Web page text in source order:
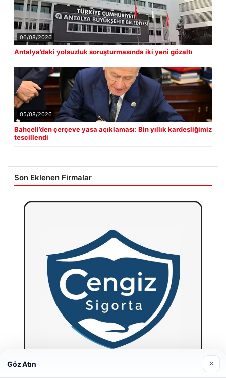
06/08/2026
Antalya’daki yolsuzluk soruşturmasında iki yeni gözaltı
05/08/2026
Bahçeli’den çerçeve yasa açıklaması: Bin yıllık kardeşliğimiz
tescillendi
Son Eklenen Firmalar
Göz Atın ×